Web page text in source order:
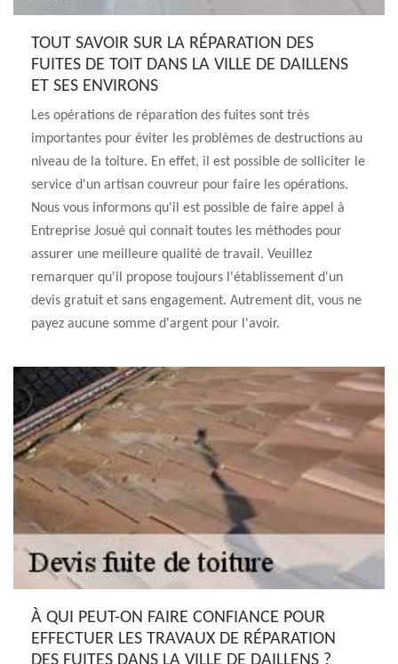
TOUT SAVOIR SUR LA RÉPARATION DES
FUITES DE TOIT DANS LA VILLE DE DAILLENS
ET SES ENVIRONS
Les opérations de réparation des fuites sont très
importantes pour éviter les problèmes de destructions au
niveau de la toiture. En effet, il est possible de solliciter le
service d'un artisan couvreur pour faire les opérations.
Nous vous informons qu'il est possible de faire appel à
Entreprise Josué qui connait toutes les méthodes pour
assurer une meilleure qualité de travail. Veuillez
remarquer qu'il propose toujours l'établissement d'un
devis gratuit et sans engagement. Autrement dit, vous ne
payez aucune somme d'argent pour l'avoir.
À QUI PEUT-ON FAIRE CONFIANCE POUR
EFFECTUER LES TRAVAUX DE RÉPARATION
DES FUITES DANS LA VILLE DE DAILLENS ?